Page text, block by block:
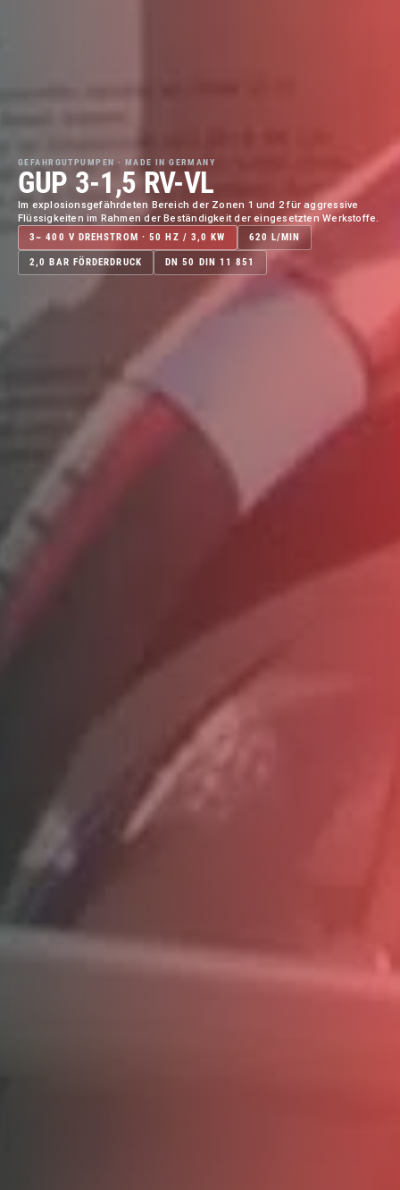
GEFAHRGUTPUMPEN · MADE IN GERMANY
GUP 3-1,5 RV-VL
Im explosionsgefährdeten Bereich der Zonen 1 und 2 für aggressive
Flüssigkeiten im Rahmen der Beständigkeit der eingesetzten Werkstoffe.
3~ 400 V DREHSTROM · 50 HZ / 3,0 KW
620 L/MIN
2,0 BAR FÖRDERDRUCK DN 50 DIN 11 851